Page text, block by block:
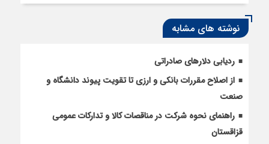
نوشته های مشابه
ردیابی دلارهای صادراتی
از اصلاح مقررات بانکی و ارزی تا تقویت پیوند دانشگاه و
صنعت
راهنمای نحوه شرکت در مناقصات کالا و تدارکات عمومی
قزاقستان